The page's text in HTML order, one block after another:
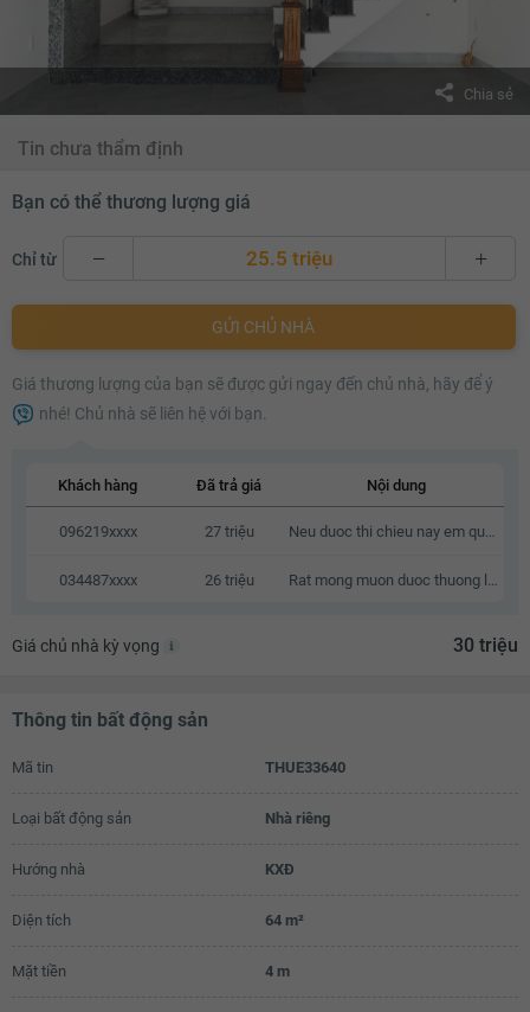
Chia sẻ
Tin chưa thẩm định
Bạn có thể thương lượng giá
Chỉ từ 25.5 triệu
25.7 triệu
26 triệu
26.6 triệu
26.7 triệu
27.1 triệu
GỬI CHỦ NHÀ
Giá thương lượng của bạn sẽ được gửi ngay đến chủ nhà, hãy để ý
nhé! Chủ nhà sẽ liên hệ với bạn.
Khách hàng Đã trả giá Nội dung
096219xxxx 27 triệu
034487xxxx 26 triệu
Giá chủ nhà kỳ vọng 30 triệu
Thông tin bất động sản
Mã tin THUE33640
Loại bất động sản Nhà riêng
Hướng nhà KXĐ
Diện tích 64 m²
Mặt tiền 4 m